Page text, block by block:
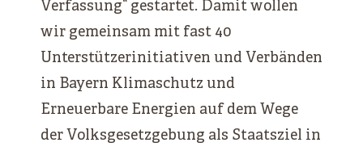
Verfassung“ gestartet. Damit wollen
wir gemeinsam mit fast 40
Unterstützerinitiativen und Verbänden
in Bayern Klimaschutz und
Erneuerbare Energien auf dem Wege
der Volksgesetzgebung als Staatsziel in